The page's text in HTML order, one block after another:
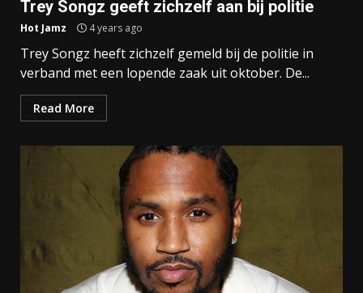
Trey Songz geeft zichzelf aan bij politie
Hot Jamz 4 years ago
Trey Songz heeft zichzelf gemeld bij de politie in
verband met een lopende zaak uit oktober. De...
Read More